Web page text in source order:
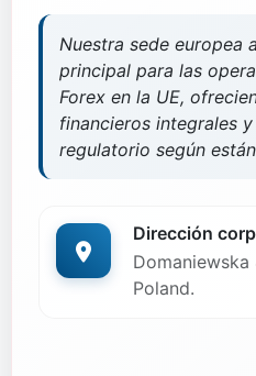
Nuestra sede europea
principal para las
Forex en la UE,
financieros integrales
regulatorio según
Dirección
Poland.